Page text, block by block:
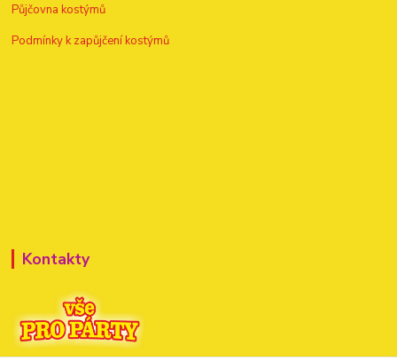
Půjčovna kostýmů
Podmínky k zapůjčení kostýmů
Kontakty